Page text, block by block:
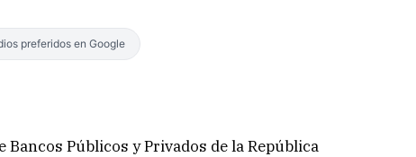
preferidos en Google
Públicos y Privados de la República